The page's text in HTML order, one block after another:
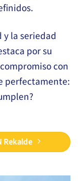
y la seriedad
por su
con
perfectamente:
Rekalde